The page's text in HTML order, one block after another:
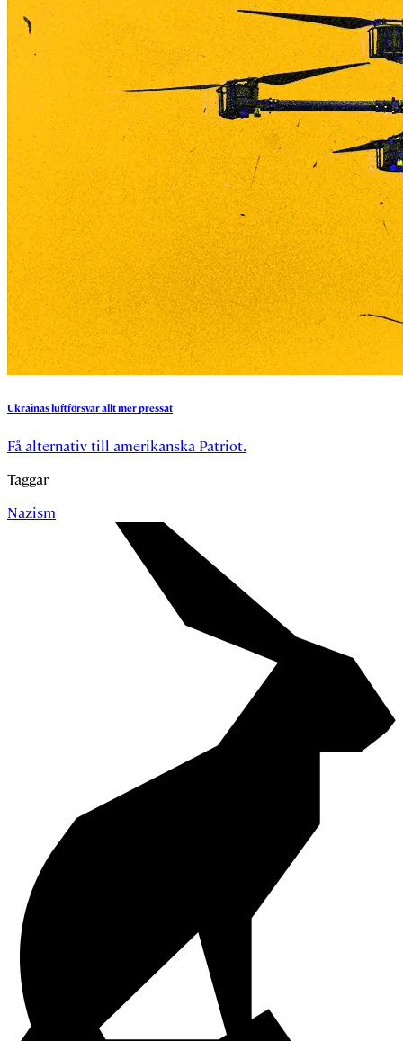
Ukrainasluftförsvaralltmerpressat
Få alternativ till amerikanska Patriot.
Taggar
Nazism